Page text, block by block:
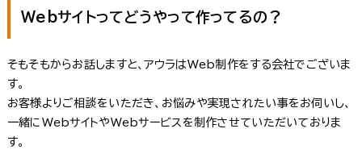
Webサイトってどうやって作ってるの？
そもそもからお話しますと、アウラはWeb制作をする会社でございま
す。
お客様よりご相談をいただき、お悩みや実現されたい事をお伺いし、
一緒にWebサイトやWebサービスを制作させていただいておりま
す。